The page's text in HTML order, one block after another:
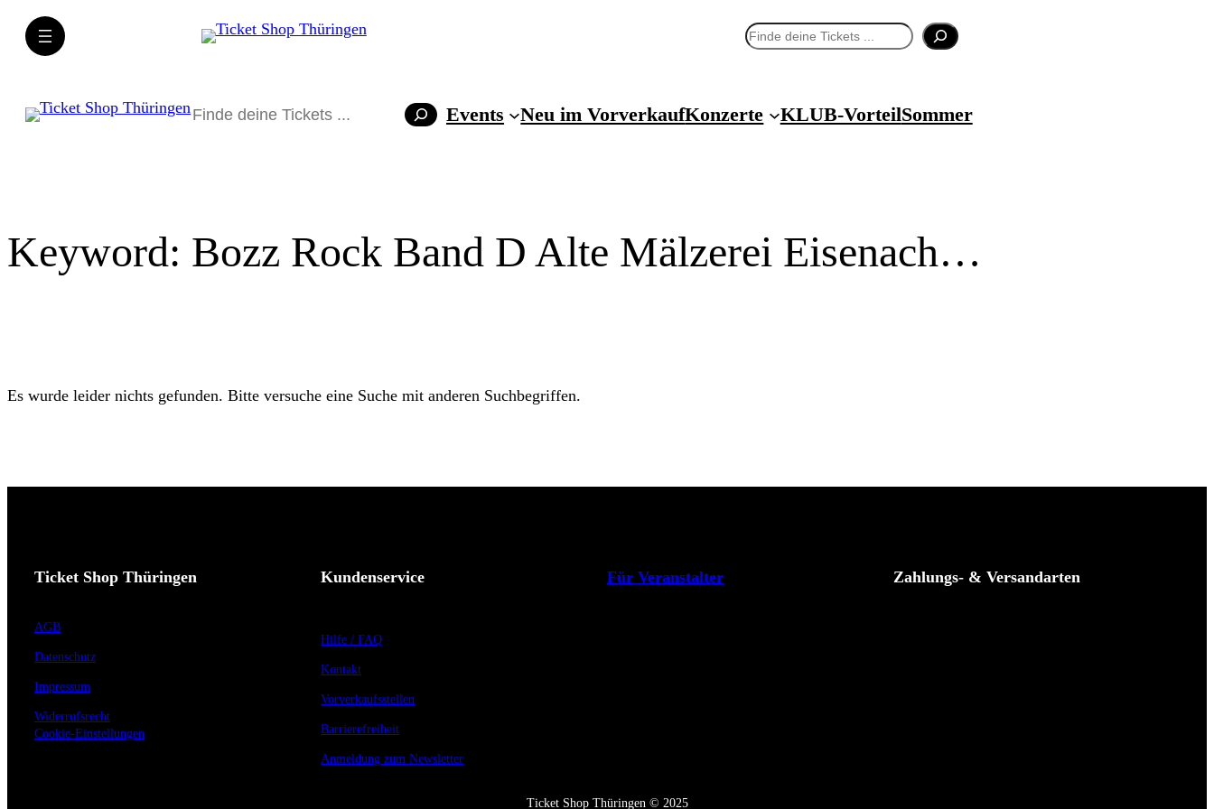
Direkt
zum
Suchen
Suchen Events Neu im VorverkaufKonzerte KLUB-VorteilSommer
Keyword: Bozz Rock Band D Alte Mälzerei Eisenach…
Es wurde leider nichts gefunden. Bitte versuche eine Suche mit anderen Suchbegriffen.
Ticket Shop Thüringen
AGB
Datenschutz
Impressum
Widerrufsrecht
Cookie-Einstellungen
Kundenservice
Hilfe / FAQ
Kontakt
Vorverkaufsstellen
Barrierefreiheit
Anmeldung zum Newsletter
Für Veranstalter Zahlungs- & Versandarten
Ticket Shop Thüringen © 2025